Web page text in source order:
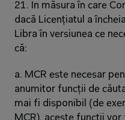
21. În măsura în care
dacă Licențiatul a
Libra în versiunea ce
că:
a. MCR este necesar
anumitor funcții de
mai fi disponibil (de
MCR), aceste funcții